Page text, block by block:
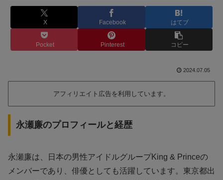
X Facebook はてブ
Pocket Pinterest コピー
2024.07.05
アフィリエイト広告を利用しています。
永瀬廉のプロフィールと経歴
永瀬廉は、日本の男性アイドルグループKing & Princeの
メンバーであり、俳優としても活躍しています。東京都出